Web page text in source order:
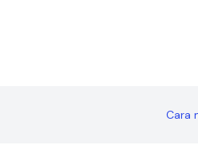
Cara